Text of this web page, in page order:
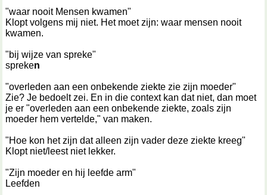
"waar nooit Mensen kwamen"
Klopt volgens mij niet. Het moet zijn: waar mensen nooit
kwamen.
"bij wijze van spreke"
spreken
"overleden aan een onbekende ziekte zie zijn moeder"
Zie? Je bedoelt zei. En in die context kan dat niet, dan moet
je er "overleden aan een onbekende ziekte, zoals zijn
moeder hem vertelde," van maken.
"Hoe kon het zijn dat alleen zijn vader deze ziekte kreeg"
Klopt niet/leest niet lekker.
"Zijn moeder en hij leefde arm"
Leefden